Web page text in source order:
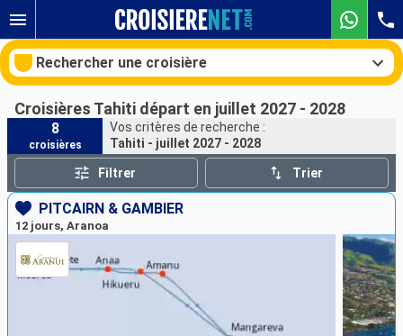
Rechercher une croisière
Nos destinations
Mois de départ
Ports
Rechercher
Croisières Tahiti départ en juillet 2027 - 2028
8
croisières
Vos critères de recherche :
Tahiti - juillet 2027 - 2028
Filtrer Trier
PITCAIRN & GAMBIER
12 jours, Aranoa